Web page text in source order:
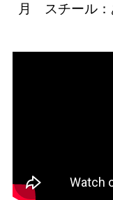
月 スチール